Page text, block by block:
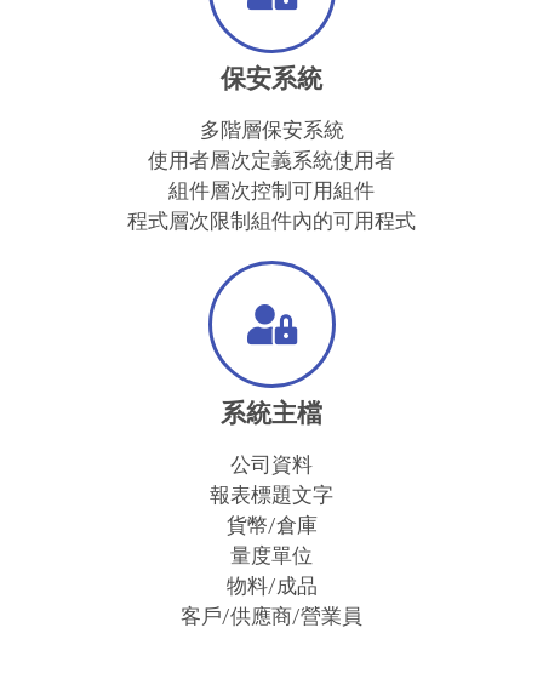
保安系統
多階層保安系統
使用者層次定義系統使用者
組件層次控制可用組件
程式層次限制組件內的可用程式
系統主檔
公司資料
報表標題文字
貨幣/倉庫
量度單位
物料/成品
客戶/供應商/營業員